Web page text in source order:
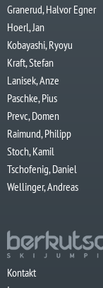
Granerud, Halvor Egner
Hoerl, Jan
Kobayashi, Ryoyu
Kraft, Stefan
Lanisek, Anze
Paschke, Pius
Prevc, Domen
Raimund, Philipp
Stoch, Kamil
Tschofenig, Daniel
Wellinger, Andreas
Kontakt